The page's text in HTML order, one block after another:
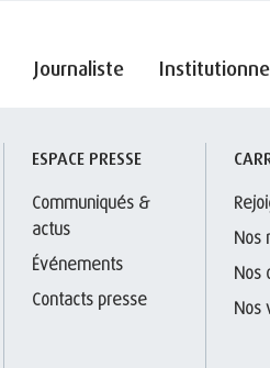
Journaliste
ESPACE PRESSE
Communiqués &
actus
Événements
Contacts presse
Nos
Nos
Nos